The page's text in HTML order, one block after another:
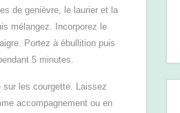
de genièvre, le laurier et la
mélangez. Incorporez le
Portez à ébullition puis
5 minutes.
sur les courgette. Laissez
accompagnement ou en